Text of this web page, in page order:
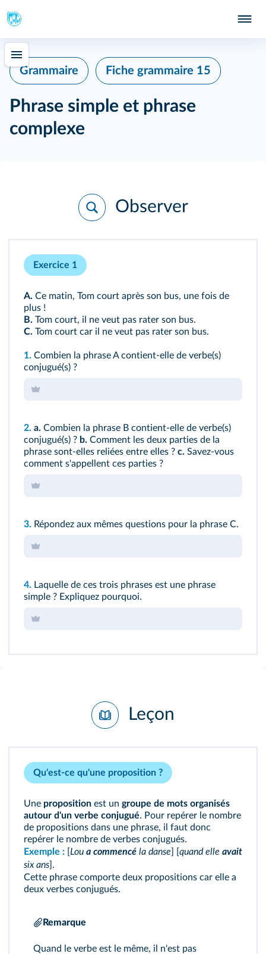
Grammaire Fiche grammaire 15
Phrase simple et phrase
complexe
Observer
Exercice 1
A. Ce matin, Tom court après son bus, une fois de
plus !
B. Tom court, il ne veut pas rater son bus.
C. Tom court car il ne veut pas rater son bus.
1. Combien la phrase A contient-elle de verbe(s)
conjugué(s) ?
2. a. Combien la phrase B contient-elle de verbe(s)
conjugué(s) ? b. Comment les deux parties de la
phrase sont‑elles reliées entre elles ? c. Savez‑vous
comment s'appellent ces parties ?
3. Répondez aux mêmes questions pour la phrase C.
4. Laquelle de ces trois phrases est une phrase
simple ? Expliquez pourquoi.
Leçon
Qu'est-ce qu'une proposition ?
Une proposition est un groupe de mots organisés
autour d'un verbe conjugué. Pour repérer le nombre
de propositions dans une phrase, il faut donc
repérer le nombre de verbes conjugués.
Exemple :
Lou a commencé la danse quand elle avait
six ans ].
Cette phrase comporte deux propositions car elle a
deux verbes conjugués.
Remarque
Quand le verbe est le même, il n'est pas